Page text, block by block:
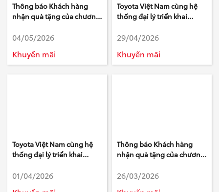
Thông báo Khách hàng
nhận quà tặng của chương
khảo sát của Toyota - Tháng
04/05/2026
Khuyến mãi
Toyota Việt Nam cùng hệ
thống đại lý triển khai
tháng 5/2026
29/04/2026
Khuyến mãi
Toyota Việt Nam cùng hệ
thống đại lý triển khai
tháng 4/2026
01/04/2026
Thông báo Khách hàng
nhận quà tặng của chương
khảo sát của Toyota - Tháng
26/03/2026